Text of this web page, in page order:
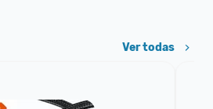
Ver todas